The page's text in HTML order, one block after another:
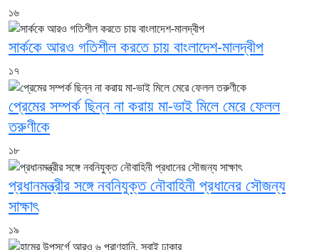
১৬
সার্ককে আরও গতিশীল করতে চায় বাংলাদেশ-মালদ্বীপ
১৭
প্রেমের সম্পর্ক ছিন্ন না করায় মা-ভাই মিলে মেরে ফেলল
তরুণীকে
১৮
প্রধানমন্ত্রীর সঙ্গে নবনিযুক্ত নৌবাহিনী প্রধানের সৌজন্য
সাক্ষাৎ
১৯